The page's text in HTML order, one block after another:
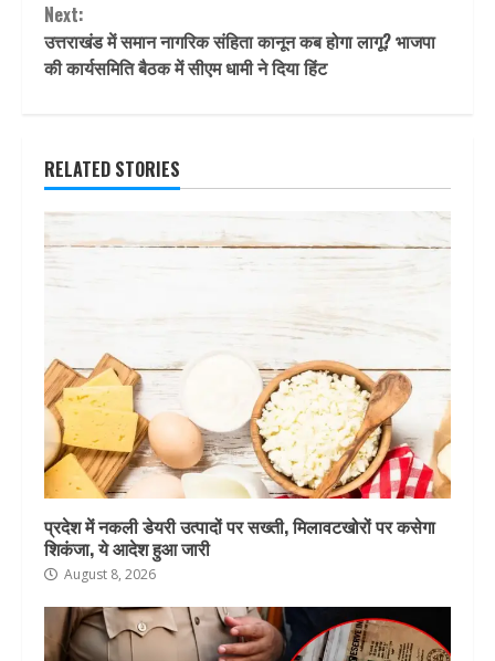
Next:
उत्तराखंड में समान नागरिक संहिता कानून कब होगा लागू? भाजपा
की कार्यसमिति बैठक में सीएम धामी ने दिया हिंट
RELATED STORIES
प्रदेश में नकली डेयरी उत्पादों पर सख्ती, मिलावटखोरों पर कसेगा
शिकंजा, ये आदेश हुआ जारी
August 8, 2026